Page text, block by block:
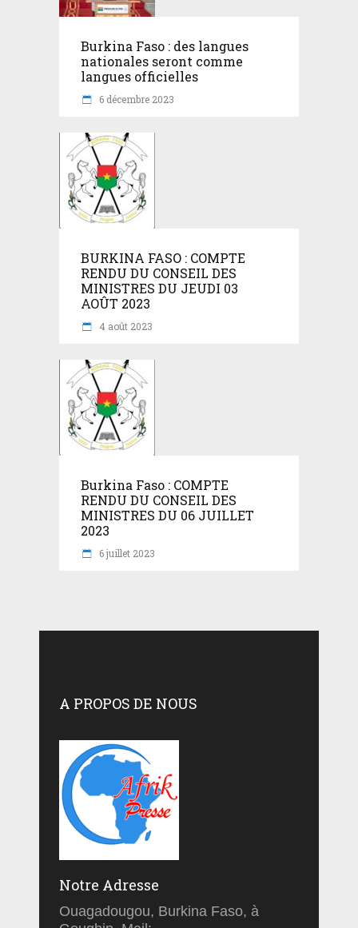
Burkina Faso : des langues
nationales seront comme
langues officielles
6 décembre 2023
BURKINA FASO : COMPTE
RENDU DU CONSEIL DES
MINISTRES DU JEUDI 03
AOÛT 2023
4 août 2023
Burkina Faso : COMPTE
RENDU DU CONSEIL DES
MINISTRES DU 06 JUILLET
2023
6 juillet 2023
A PROPOS DE NOUS
Notre Adresse
Ouagadougou, Burkina Faso, à